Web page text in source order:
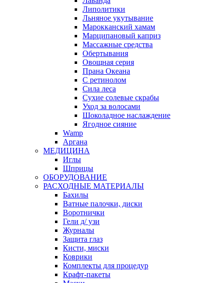
Липолитики
Льняное укутывание
Марокканский хамам
Марципановый каприз
Массажные средства
Обертывания
Овощная серия
Прана Океана
С ретинолом
Сила леса
Сухие солевые скрабы
Уход за волосами
Шоколадное наслаждение
Ягодное сияние
Wamp
Аргана
МЕДИЦИНА
Иглы
Шприцы
ОБОРУДОВАНИЕ
РАСХОДНЫЕ МАТЕРИАЛЫ
Бахилы
Ватные палочки, диски
Воротнички
Гели д/ узи
Журналы
Защита глаз
Кисти, миски
Коврики
Комплекты для процедур
Крафт-пакеты